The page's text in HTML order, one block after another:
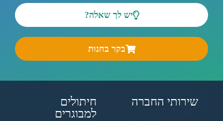
יש לך שאלה?
בקר בחנות
שירותי החברה
חיתולים
למבוגרים